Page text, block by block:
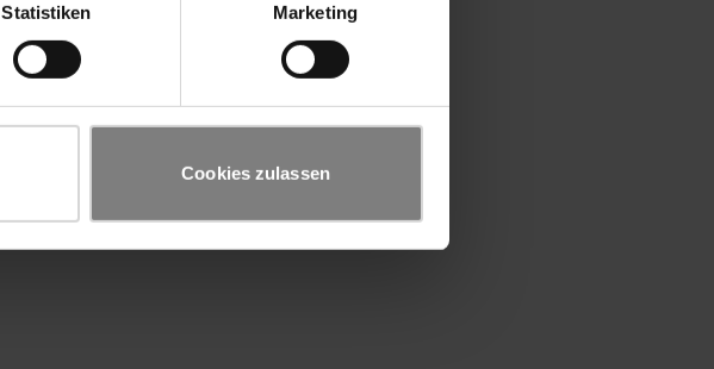
Statistiken Marketing
Cookies zulassen